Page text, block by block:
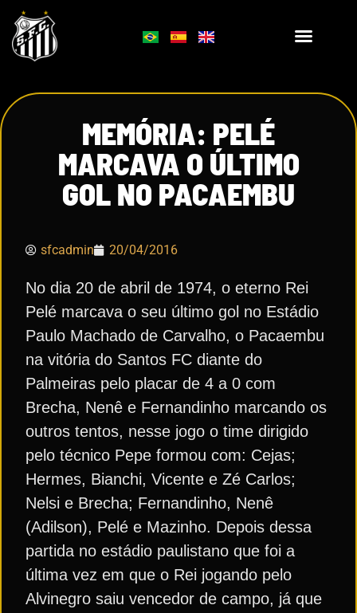
MEMÓRIA: PELÉ
MARCAVA O ÚLTIMO
GOL NO PACAEMBU
sfcadmin 20/04/2016
No dia 20 de abril de 1974, o eterno Rei
Pelé marcava o seu último gol no Estádio
Paulo Machado de Carvalho, o Pacaembu
na vitória do Santos FC diante do
Palmeiras pelo placar de 4 a 0 com
Brecha, Nenê e Fernandinho marcando os
outros tentos, nesse jogo o time dirigido
pelo técnico Pepe formou com: Cejas;
Hermes, Bianchi, Vicente e Zé Carlos;
Nelsi e Brecha; Fernandinho, Nenê
(Adilson), Pelé e Mazinho. Depois dessa
partida no estádio paulistano que foi a
última vez em que o Rei jogando pelo
Alvinegro saiu vencedor de campo, já que